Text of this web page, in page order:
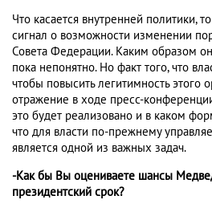
Что касается внутренней политики,
сигнал о возможности изменении
Совета Федерации. Каким образом
пока непонятно. Но факт того, что
чтобы повысить легитимность этого
отражение в ходе пресс-
это будет реализовано и в каком
что для власти по-прежнему
является одной из важных задач.
-Как бы Вы оцениваете шансы
президентский срок?